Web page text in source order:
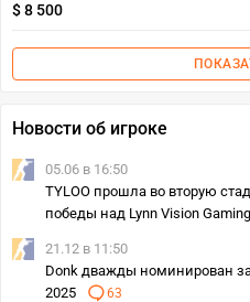
$ 8 500
Новости об игроке
05.06 в 16:50
TYLOO прошла во вторую
победы над Lynn Vision Gaming
21.12 в 11:50
Donk дважды номинирован за
2025
63